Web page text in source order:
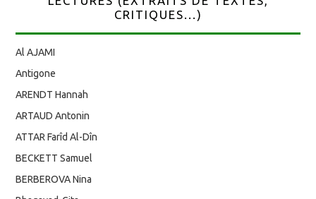
CRITIQUES...)
Al AJAMI
Antigone
ARENDT Hannah
ARTAUD Antonin
ATTAR Farîd Al-Dîn
BECKETT Samuel
BERBEROVA Nina